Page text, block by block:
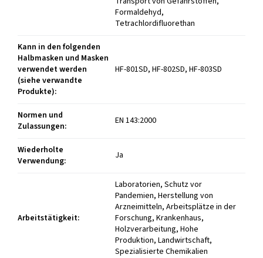
Kann in den folgenden
Halbmasken und Masken
verwendet werden
(siehe verwandte
Produkte):
HF-801SD, HF-802SD, HF-803SD
Normen und
Zulassungen: EN 143:2000
Wiederholte
Verwendung: Ja
Arbeitstätigkeit:
Laboratorien, Schutz vor
Pandemien, Herstellung von
Arzneimitteln, Arbeitsplätze in der
Forschung, Krankenhaus,
Holzverarbeitung, Hohe
Produktion, Landwirtschaft,
Spezialisierte Chemikalien